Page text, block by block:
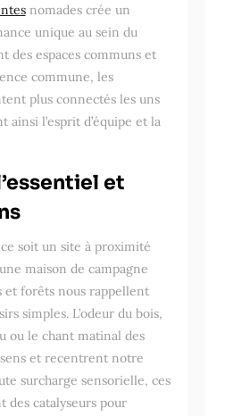
nomades crée un
unique au sein du
des espaces communs et
commune, les
plus connectés les uns
ainsi l’esprit d’équipe et la
et
soit un site à proximité
maison de campagne
et forêts nous rappellent
simples. L’odeur du bois,
ou le chant matinal des
et recentrent notre
surcharge sensorielle, ces
des catalyseurs pour